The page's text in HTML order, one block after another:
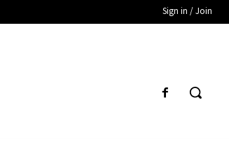
Sign in / Join